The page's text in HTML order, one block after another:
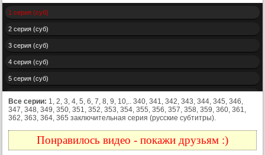
1 серия (суб)
2 серия (суб)
3 серия (суб)
4 серия (суб)
5 серия (суб)
7 серия (суб)
9 серия (суб)
Все серии: 1, 2, 3, 4, 5, 6, 7, 8, 9, 10,.. 340, 341, 342, 343, 344, 345, 346,
347, 348, 349, 350, 351, 352, 353, 354, 355, 356, 357, 358, 359, 360, 361,
362, 363, 364, 365 заключительная серия (русские субтитры).
Понравилось видео - покажи друзьям :)